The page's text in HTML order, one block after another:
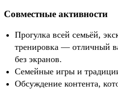
Совместные активности
Прогулка всей семьёй,
тренировка — отличный
без экранов.
Семейные игры и
Обсуждение контента,